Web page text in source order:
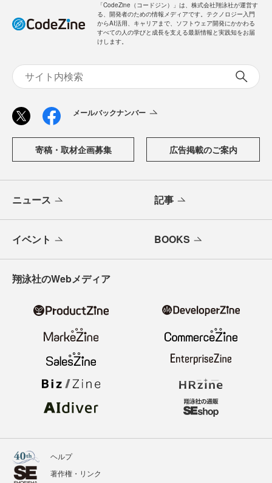
「CodeZine（コードジン）」は、株式会社翔泳社が運営す
る、開発者のための情報メディアです。テクノロジー入門
からAI活用、キャリアまで、ソフトウェア開発にかかわる
すべての人の学びと成長を支える最新情報と実践知をお届
けします。
メールバックナンバー
寄稿・取材企画募集 広告掲載のご案内
ニュース 記事
イベント BOOKS
翔泳社のWebメディア
ヘルプ
著作権・リンク